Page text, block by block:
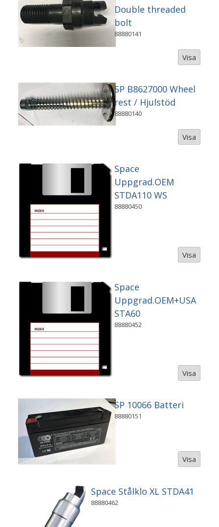
Double threaded
bolt
88880141
Visa
SP B8627000 Wheel
rest / Hjulstöd
88880140
Visa
Space
Uppgrad.OEM
STDA110 WS
88880450
Visa
Space
Uppgrad.OEM+USA
STA60
88880452
Visa
SP 10066 Batteri
88880151
Visa
Space Stålklo XL STDA41
88880462